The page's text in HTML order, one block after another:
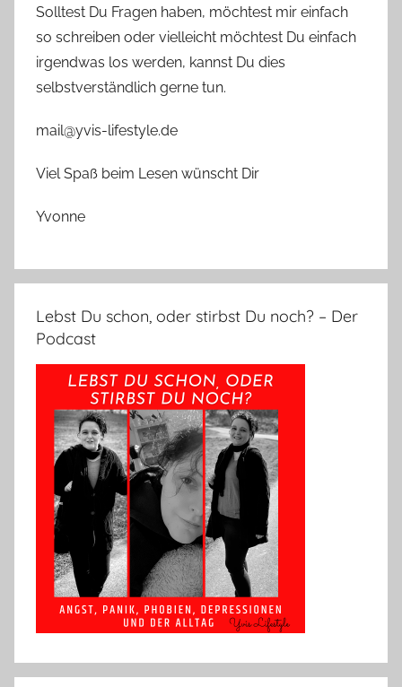
Solltest Du Fragen haben, möchtest mir einfach
so schreiben oder vielleicht möchtest Du einfach
irgendwas los werden, kannst Du dies
selbstverständlich gerne tun.
mail@yvis-lifestyle.de
Viel Spaß beim Lesen wünscht Dir
Yvonne
Lebst Du schon, oder stirbst Du noch? – Der
Podcast